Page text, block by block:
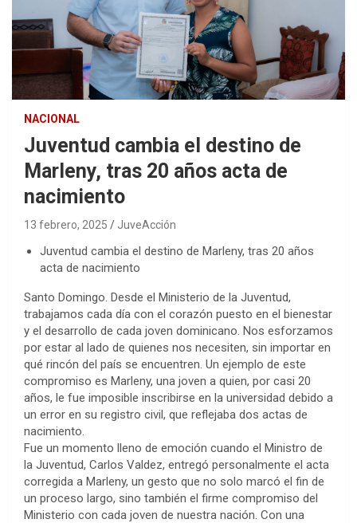
NACIONAL
Juventud cambia el destino de
Marleny, tras 20 años acta de
nacimiento
13 febrero, 2025 JuveAcción
Juventud cambia el destino de Marleny, tras 20 años
acta de nacimiento
Santo Domingo. Desde el Ministerio de la Juventud,
trabajamos cada día con el corazón puesto en el bienestar
y el desarrollo de cada joven dominicano. Nos esforzamos
por estar al lado de quienes nos necesiten, sin importar en
qué rincón del país se encuentren. Un ejemplo de este
compromiso es Marleny, una joven a quien, por casi 20
años, le fue imposible inscribirse en la universidad debido a
un error en su registro civil, que reflejaba dos actas de
nacimiento.
Fue un momento lleno de emoción cuando el Ministro de
la Juventud, Carlos Valdez, entregó personalmente el acta
corregida a Marleny, un gesto que no solo marcó el fin de
un proceso largo, sino también el firme compromiso del
Ministerio con cada joven de nuestra nación. Con una